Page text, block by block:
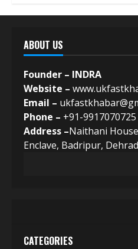
ABOUT US
Founder – INDRA
Website –
Email –
Phone – +91-9917070725
Address –Naithani
Enclave, Badripur,
CATEGORIES